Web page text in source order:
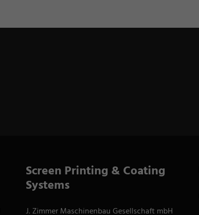
Screen Printing & Coating
Systems
J. Zimmer Maschinenbau Gesellschaft mbH